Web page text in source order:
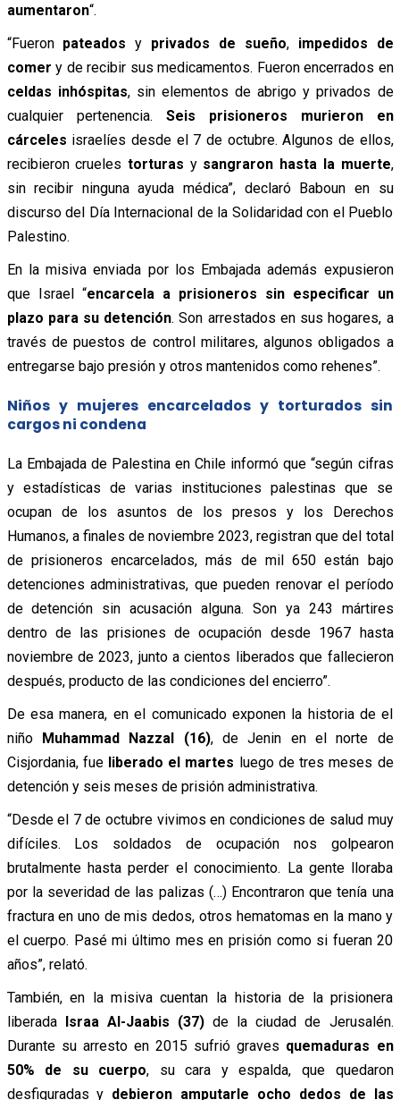
aumentaron“.
“Fueron pateados y privados de sueño, impedidos de
comer y de recibir sus medicamentos. Fueron encerrados en
celdas inhóspitas, sin elementos de abrigo y privados de
cualquier pertenencia. Seis prisioneros murieron en
cárceles israelíes desde el 7 de octubre. Algunos de ellos,
recibieron crueles torturas y sangraron hasta la muerte,
sin recibir ninguna ayuda médica”, declaró Baboun en su
discurso del Día Internacional de la Solidaridad con el Pueblo
Palestino.
En la misiva enviada por los Embajada además expusieron
que Israel “encarcela a prisioneros sin especificar un
plazo para su detención. Son arrestados en sus hogares, a
través de puestos de control militares, algunos obligados a
entregarse bajo presión y otros mantenidos como rehenes”.
Niños y mujeres encarcelados y torturados sin
cargos ni condena
La Embajada de Palestina en Chile informó que “según cifras
y estadísticas de varias instituciones palestinas que se
ocupan de los asuntos de los presos y los Derechos
Humanos, a finales de noviembre 2023, registran que del total
de prisioneros encarcelados, más de mil 650 están bajo
detenciones administrativas, que pueden renovar el período
de detención sin acusación alguna. Son ya 243 mártires
dentro de las prisiones de ocupación desde 1967 hasta
noviembre de 2023, junto a cientos liberados que fallecieron
después, producto de las condiciones del encierro”.
De esa manera, en el comunicado exponen la historia de el
niño Muhammad Nazzal (16), de Jenin en el norte de
Cisjordania, fue liberado el martes luego de tres meses de
detención y seis meses de prisión administrativa.
“Desde el 7 de octubre vivimos en condiciones de salud muy
difíciles. Los soldados de ocupación nos golpearon
brutalmente hasta perder el conocimiento. La gente lloraba
por la severidad de las palizas (…) Encontraron que tenía una
fractura en uno de mis dedos, otros hematomas en la mano y
el cuerpo. Pasé mi último mes en prisión como si fueran 20
años”, relató.
También, en la misiva cuentan la historia de la prisionera
liberada Israa Al-Jaabis (37)de la ciudad de Jerusalén.
Durante su arresto en 2015 sufrió graves quemaduras en
50% de su cuerpo, su cara y espalda, que quedaron
desfiguradas y debieron amputarle ocho dedos de las